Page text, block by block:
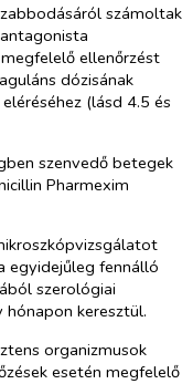
számoltak
ellenőrzést
dózisának
(lásd 4.5 és
szenvedő betegek
Pharmexim
egyidejűleg fennálló
szerológiai
keresztül.
organizmusok
esetén megfelelő